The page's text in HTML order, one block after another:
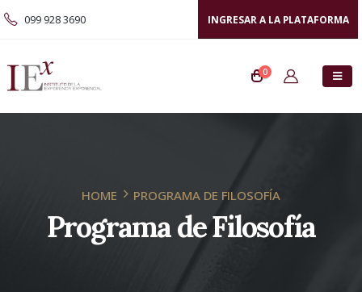
099 928 3690 INGRESAR A LA PLATAFORMA
0
HOME PROGRAMA DE FILOSOFÍA
Programa de Filosofía